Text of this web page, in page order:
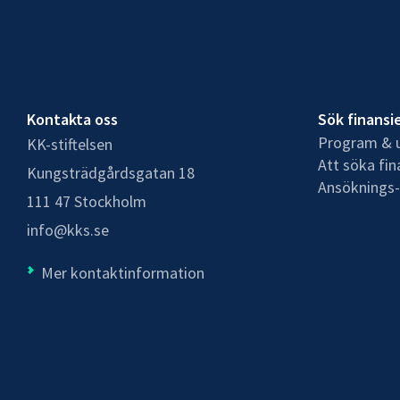
Kontakta oss
KK-stiftelsen
Kungsträdgårdsgatan 18
111 47 Stockholm
info@kks.se
Mer kontaktinformation
Sök
Program &
Att söka